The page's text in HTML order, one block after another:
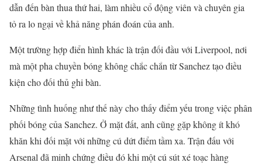
dẫn đến bàn thua thứ hai, làm nhiều cổ động viên và chuyên gia
tỏ ra lo ngại về khả năng phán đoán của anh.
Một trường hợp điển hình khác là trận đối đầu với Liverpool, nơi
mà một pha chuyền bóng không chắc chắn từ Sanchez tạo điều
kiện cho đối thủ ghi bàn.
Những tình huống như thế này cho thấy điểm yếu trong việc phân
phối bóng của Sanchez. Ở mặt đất, anh cũng gặp không ít khó
khăn khi đối mặt với những cú dứt điểm tầm xa. Trận đấu với
Arsenal đã minh chứng điều đó khi một cú sút xé toạc hàng